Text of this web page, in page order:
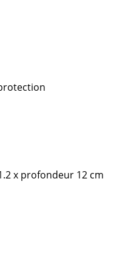
x profondeur 12 cm